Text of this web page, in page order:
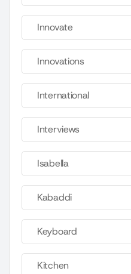
Innovate
Innovations
International
Interviews
Isabella
Kabaddi
Keyboard
Kitchen